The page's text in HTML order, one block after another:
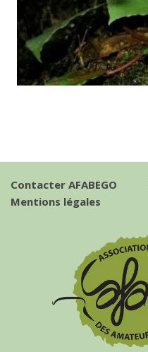
Contacter AFABEGO
Mentions légales